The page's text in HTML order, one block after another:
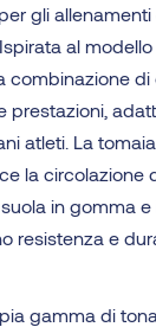
gli
al modello
combinazione di
prestazioni,
atleti. La
la circolazione
in gomma e
resistenza e
gamma di